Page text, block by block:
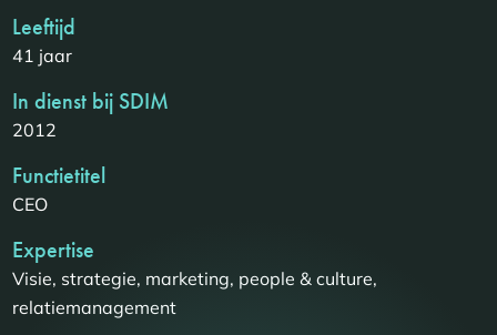
Leeftijd
41 jaar
In dienst bij SDIM
2012
Functietitel
CEO
Expertise
Visie, strategie, marketing, people & culture,
relatiemanagement